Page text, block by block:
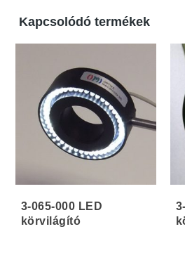
Kapcsolódó termékek
3-065-000 LED
körvilágító